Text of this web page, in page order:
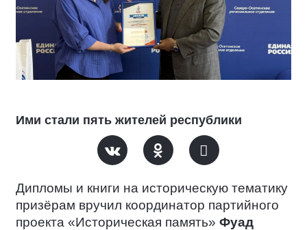
Ими стали пять жителей республики
Дипломы и книги на историческую тематику
призёрам вручил координатор партийного
проекта «Историческая память» Фуад